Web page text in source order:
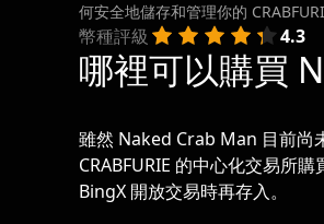
何安全地儲存和管理你的
幣種評級 4.3
哪裡可以購買
雖然 Naked Crab Man 目前尚
CRABFURIE 的中心化交易所
BingX 開放交易時再存入。